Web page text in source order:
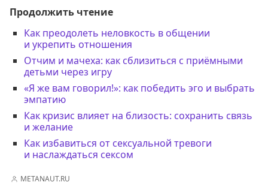
Продолжить чтение
Как преодолеть неловкость в общении
и укрепить отношения
Отчим и мачеха: как сблизиться с приёмными
детьми через игру
«Я же вам говорил!»: как победить эго и выбрать
эмпатию
Как кризис влияет на близость: сохранить связь
и желание
Как избавиться от сексуальной тревоги
и наслаждаться сексом
METANAUT.RU